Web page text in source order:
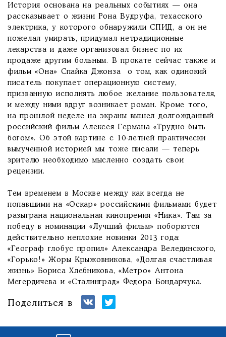
История основана на реальных событиях — она
рассказывает о жизни Рона Вудруфа, техасского
электрика, у которого обнаружили СПИД, а он не
пожелал умирать, придумал нетрадиционные
лекарства и даже организовал бизнес по их
продаже другим больным. В прокате сейчас также и
фильм «Она» Спайка Джонза о том, как одинокий
писатель покупает операционную систему,
призванную исполнять любое желание пользователя,
и между ними вдруг возникает роман. Кроме того,
на прошлой неделе на экраны вышел долгожданный
российский фильм Алексея Германа «Трудно быть
богом». Об этой картине с 10-летней практически
вымученной историей мы тоже писали — теперь
зрителю необходимо мысленно создать свои
рецензии.
Тем временем в Москве между как всегда не
попавшими на «Оскар» российскими фильмами будет
разыграна национальная кинопремия «Ника». Там за
победу в номинации «Лучший фильм» поборются
действительно неплохие новинки 2013 года:
«Географ глобус пропил» Александра Велединского,
«Горько!» Жоры Крыжовникова, «Долгая счастливая
жизнь» Бориса Хлебникова, «Метро» Антона
Мегердичева и «Сталинград» Федора Бондарчука.
Поделиться в